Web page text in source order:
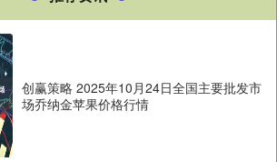
创赢策略 2025年10月24日全国主要批发市
场乔纳金苹果价格行情